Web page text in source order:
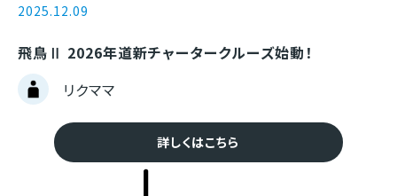
2025.12.09
飛鳥Ⅱ 2026年道新チャータークルーズ始動！
リクママ
詳しくはこちら